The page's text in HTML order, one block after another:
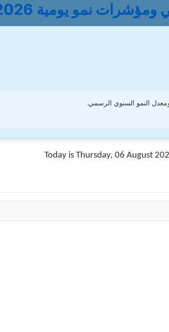
نمو يومية 2026
النمو السنوي الرسمي.
Today is Thursday, 06 August